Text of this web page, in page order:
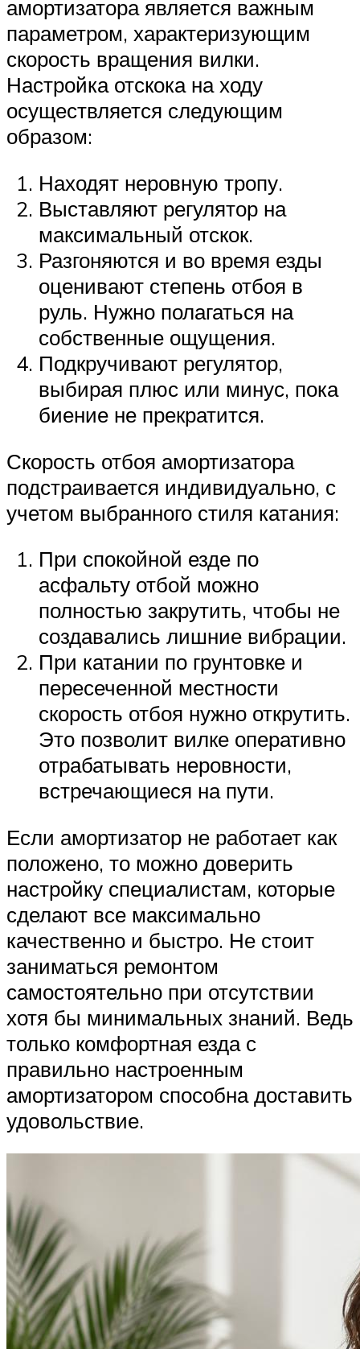
амортизатора является важным
параметром, характеризующим
скорость вращения вилки.
Настройка отскока на ходу
осуществляется следующим
образом:
Находят неровную тропу.
Выставляют регулятор на
максимальный отскок.
Разгоняются и во время езды
оценивают степень отбоя в
руль. Нужно полагаться на
собственные ощущения.
Подкручивают регулятор,
выбирая плюс или минус, пока
биение не прекратится.
Скорость отбоя амортизатора
подстраивается индивидуально, с
учетом выбранного стиля катания:
При спокойной езде по
асфальту отбой можно
полностью закрутить, чтобы не
создавались лишние вибрации.
При катании по грунтовке и
пересеченной местности
скорость отбоя нужно открутить.
Это позволит вилке оперативно
отрабатывать неровности,
встречающиеся на пути.
Если амортизатор не работает как
положено, то можно доверить
настройку специалистам, которые
сделают все максимально
качественно и быстро. Не стоит
заниматься ремонтом
самостоятельно при отсутствии
хотя бы минимальных знаний. Ведь
только комфортная езда с
правильно настроенным
амортизатором способна доставить
удовольствие.